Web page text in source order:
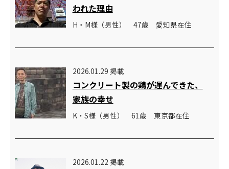
われた理由
H・M様（男性） 47歳 愛知県在住
2026.01.29 掲載
コンクリート製の鶏が運んできた、
家族の幸せ
K・S様（男性） 61歳 東京都在住
2026.01.22 掲載